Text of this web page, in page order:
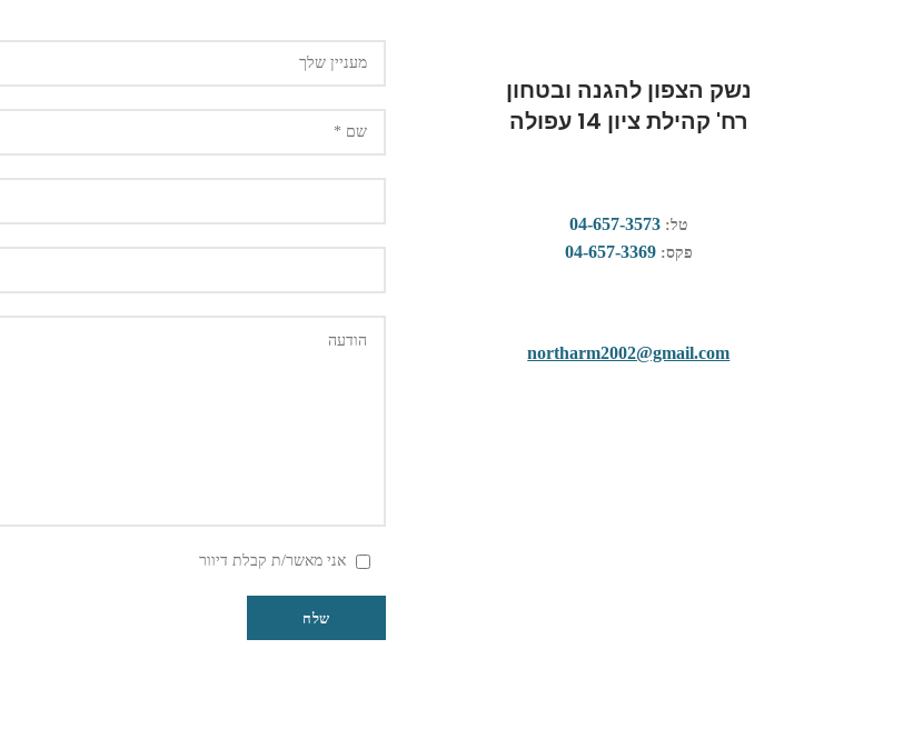
אני מאשר/ת קבלת דיוור
נשק הצפון להגנה ובטחון
רח' קהילת ציון 14 עפולה
טל: 04-657-3573
פקס:04-657-3369
northarm2002@gmail.com